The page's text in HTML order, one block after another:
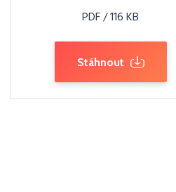
PDF / 116 KB
Stáhnout